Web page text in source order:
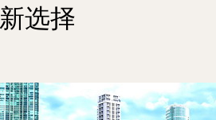
新选择